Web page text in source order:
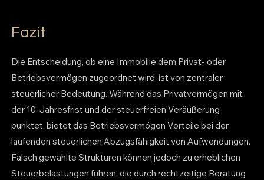
Fazit
Die Entscheidung, ob eine Immobilie dem Privat- oder
Betriebsvermögen zugeordnet wird, ist von zentraler
steuerlicher Bedeutung. Während das Privatvermögen mit
der 10-Jahresfrist und der steuerfreien Veräußerung
punktet, bietet das Betriebsvermögen Vorteile bei der
laufenden steuerlichen Abzugsfähigkeit von Aufwendungen.
Falsch gewählte Strukturen können jedoch zu erheblichen
Steuerbelastungen führen, die durch rechtzeitige Beratung